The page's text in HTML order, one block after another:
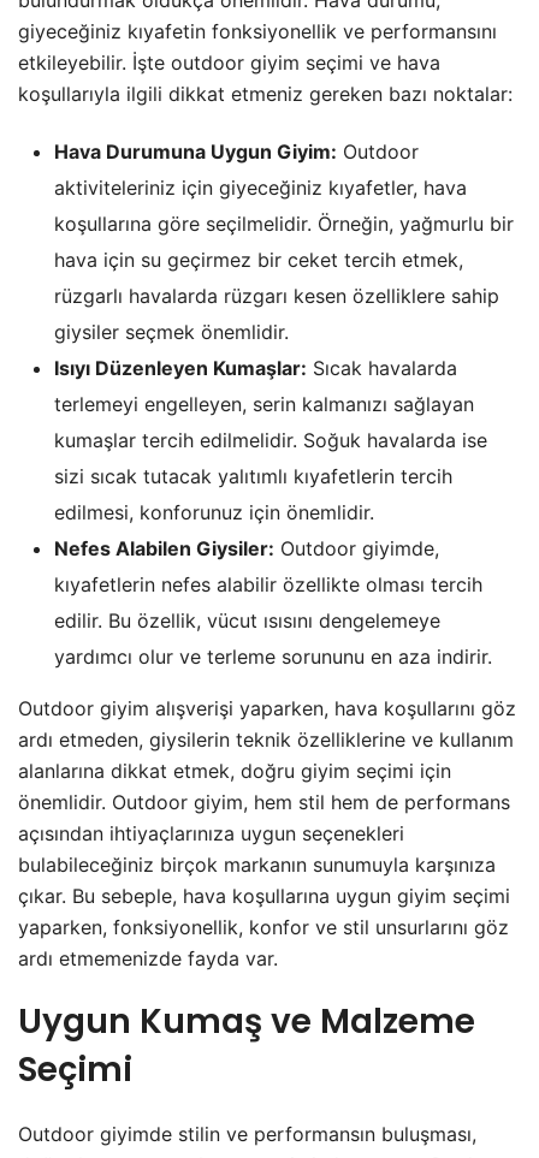
giyeceğiniz kıyafetin fonksiyonellik ve performansını
etkileyebilir. İşte outdoor giyim seçimi ve hava
koşullarıyla ilgili dikkat etmeniz gereken bazı noktalar:
Hava Durumuna Uygun Giyim: Outdoor
aktiviteleriniz için giyeceğiniz kıyafetler, hava
koşullarına göre seçilmelidir. Örneğin, yağmurlu bir
hava için su geçirmez bir ceket tercih etmek,
rüzgarlı havalarda rüzgarı kesen özelliklere sahip
giysiler seçmek önemlidir.
Isıyı Düzenleyen Kumaşlar: Sıcak havalarda
terlemeyi engelleyen, serin kalmanızı sağlayan
kumaşlar tercih edilmelidir. Soğuk havalarda ise
sizi sıcak tutacak yalıtımlı kıyafetlerin tercih
edilmesi, konforunuz için önemlidir.
Nefes Alabilen Giysiler: Outdoor giyimde,
kıyafetlerin nefes alabilir özellikte olması tercih
edilir. Bu özellik, vücut ısısını dengelemeye
yardımcı olur ve terleme sorununu en aza indirir.
Outdoor giyim alışverişi yaparken, hava koşullarını göz
ardı etmeden, giysilerin teknik özelliklerine ve kullanım
alanlarına dikkat etmek, doğru giyim seçimi için
önemlidir. Outdoor giyim, hem stil hem de performans
açısından ihtiyaçlarınıza uygun seçenekleri
bulabileceğiniz birçok markanın sunumuyla karşınıza
çıkar. Bu sebeple, hava koşullarına uygun giyim seçimi
yaparken, fonksiyonellik, konfor ve stil unsurlarını göz
ardı etmemenizde fayda var.
Uygun Kumaş ve Malzeme
Seçimi
Outdoor giyimde stilin ve performansın buluşması,